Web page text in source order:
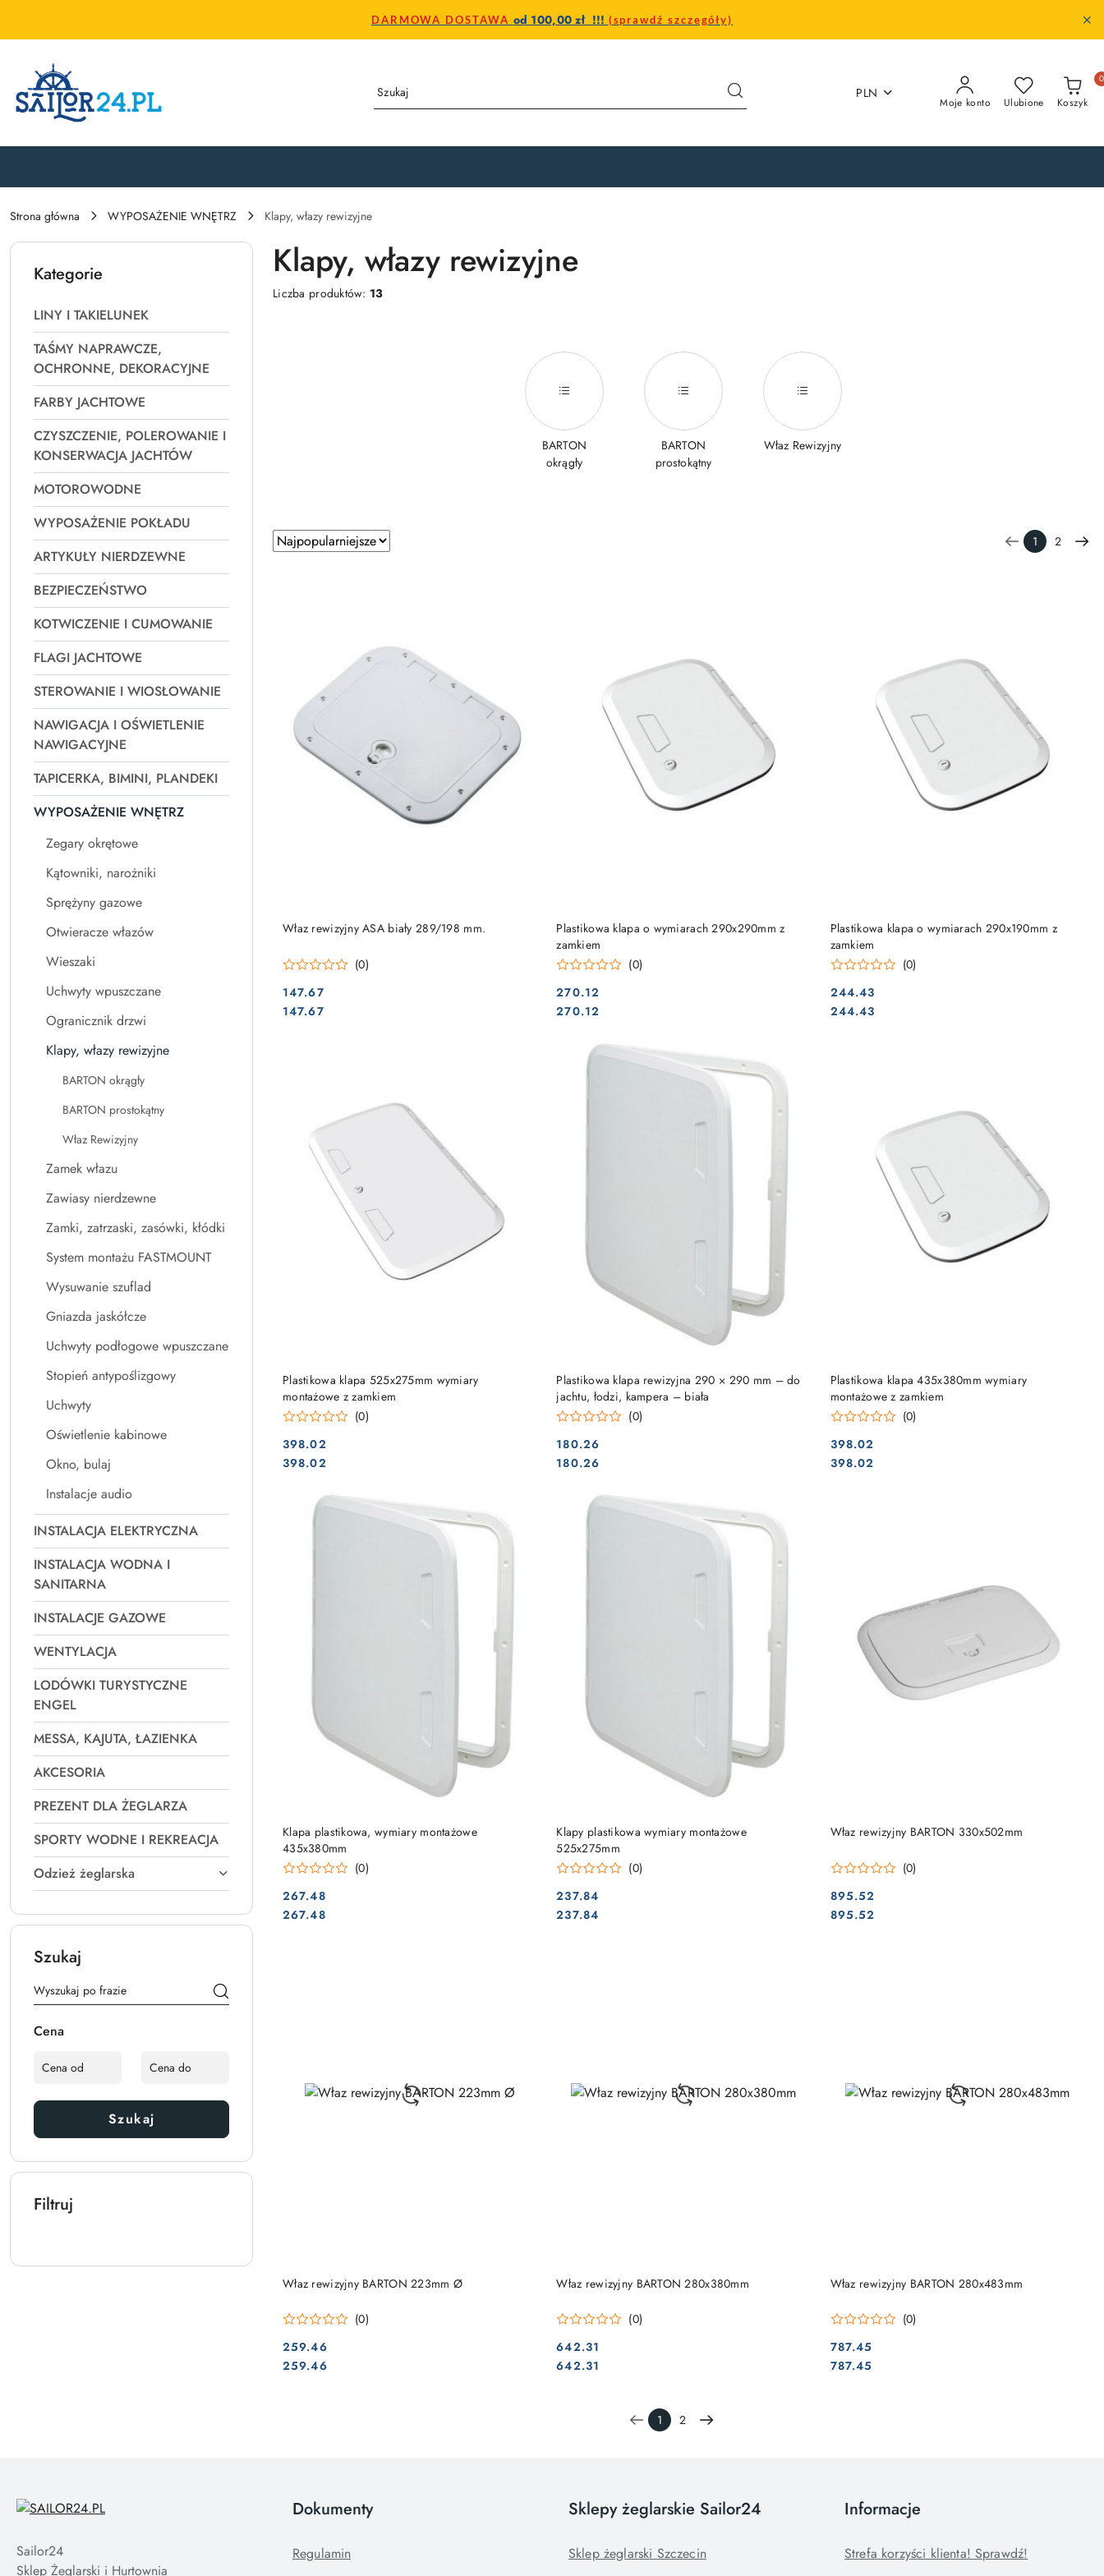
DARMOWA DOSTAWA od 100,00 zł !!! (sprawdź szczegóły)
PLN
Moje konto Ulubione Koszyk
0
Strona główna WYPOSAŻENIE WNĘTRZ Klapy, włazy rewizyjne
Kategorie
LINY I TAKIELUNEK
TAŚMY NAPRAWCZE,
OCHRONNE, DEKORACYJNE
FARBY JACHTOWE
CZYSZCZENIE, POLEROWANIE I
KONSERWACJA JACHTÓW
MOTOROWODNE
WYPOSAŻENIE POKŁADU
ARTYKUŁY NIERDZEWNE
BEZPIECZEŃSTWO
KOTWICZENIE I CUMOWANIE
FLAGI JACHTOWE
STEROWANIE I WIOSŁOWANIE
NAWIGACJA I OŚWIETLENIE
NAWIGACYJNE
TAPICERKA, BIMINI, PLANDEKI
WYPOSAŻENIE WNĘTRZ
Zegary okrętowe
Kątowniki, narożniki
Sprężyny gazowe
Otwieracze włazów
Wieszaki
Uchwyty wpuszczane
Ogranicznik drzwi
Klapy, włazy rewizyjne
BARTON okrągły
BARTON prostokątny
Właz Rewizyjny
Zamek włazu
Zawiasy nierdzewne
Zamki, zatrzaski, zasówki, kłódki
System montażu FASTMOUNT
Wysuwanie szuflad
Gniazda jaskółcze
Uchwyty podłogowe wpuszczane
Stopień antypoślizgowy
Uchwyty
Oświetlenie kabinowe
Okno, bulaj
Instalacje audio
INSTALACJA ELEKTRYCZNA
INSTALACJA WODNA I
SANITARNA
INSTALACJE GAZOWE
WENTYLACJA
LODÓWKI TURYSTYCZNE
ENGEL
MESSA, KAJUTA, ŁAZIENKA
AKCESORIA
PREZENT DLA ŻEGLARZA
SPORTY WODNE I REKREACJA
Odzież żeglarska
Szukaj
Cena
Szukaj
Filtruj
Klapy, włazy rewizyjne
Liczba produktów: 13
BARTON
okrągły
BARTON
prostokątny
Właz Rewizyjny
Zastosowano
sortowanie:
Sortuj
według
1 2
Właz rewizyjny ASA biały 289/198 mm.
(0)
Cena:
147.67
Cena:
147.67
DO KOSZYKA
Plastikowa klapa o wymiarach 290x290mm z
zamkiem
(0)
Cena:
270.12
Cena:
270.12
DO KOSZYKA
Plastikowa klapa o wymiarach 290x190mm z
zamkiem
(0)
Cena:
244.43
Cena:
244.43
DO KOSZYKA
Plastikowa klapa 525x275mm wymiary
montażowe z zamkiem
(0)
Cena:
398.02
Cena:
398.02
DO KOSZYKA
Plastikowa klapa rewizyjna 290 × 290 mm – do
jachtu, łodzi, kampera – biała
(0)
Cena:
180.26
Cena:
180.26
DO KOSZYKA
Plastikowa klapa 435x380mm wymiary
montażowe z zamkiem
(0)
Cena:
398.02
Cena:
398.02
DO KOSZYKA
Klapa plastikowa, wymiary montażowe
435x380mm
(0)
Cena:
267.48
Cena:
267.48
DO KOSZYKA
Klapy plastikowa wymiary montażowe
525x275mm
(0)
Cena:
237.84
Cena:
237.84
DO KOSZYKA Właz rewizyjny BARTON 330x502mm
(0)
Cena:
895.52
Cena:
895.52
DO KOSZYKA
Właz rewizyjny BARTON 223mm Ø
(0)
Cena:
259.46
Cena:
259.46
PRODUKT NIEDOSTĘPNY Właz rewizyjny BARTON 280x380mm
(0)
Cena:
642.31
Cena:
642.31
Właz rewizyjny BARTON 280x483mm
(0)
Cena:
787.45
Cena:
787.45
1 2
Sailor24
Sklep Żeglarski i Hurtownia
Dokumenty
Regulamin
Sklepy żeglarskie Sailor24
Sklep żeglarski Szczecin
Informacje
Strefa korzyści klienta! Sprawdź!